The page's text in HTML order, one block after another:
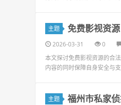
主题 免费影视资
2026-03-31 0
本文探讨免费影视资源的合
内容的同时保障自身安全与
主题 福州市私家